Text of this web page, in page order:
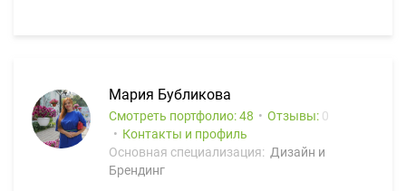
Мария Бубликова
Смотреть портфолио: 48 Отзывы: 0
Контакты и профиль
Основная специализация: Дизайн и
Брендинг